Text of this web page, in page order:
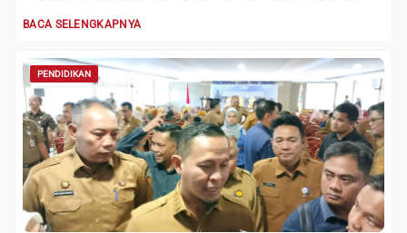
BACA SELENGKAPNYA
PENDIDIKAN